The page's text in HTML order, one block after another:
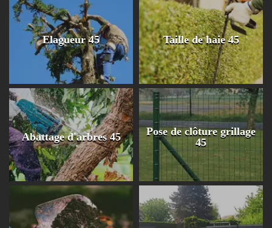
Elagueur 45 Taille de haie 45
Abattage d'arbres 45
Pose de clôture grillage
45